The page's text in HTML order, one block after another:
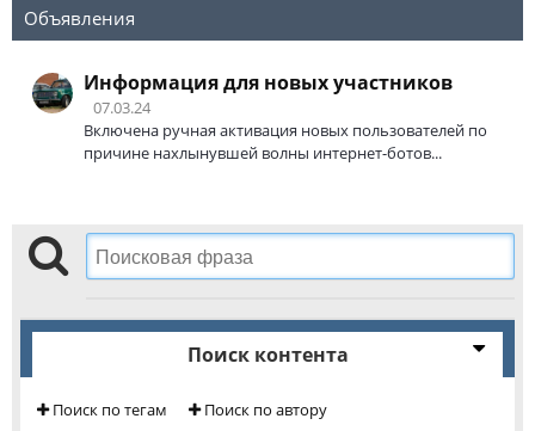
Объявления
Информация для новых участников
07.03.24
Включена ручная активация новых пользователей по
причине нахлынувшей волны интернет-ботов...
Поиск контента
Поиск по тегам Поиск по автору